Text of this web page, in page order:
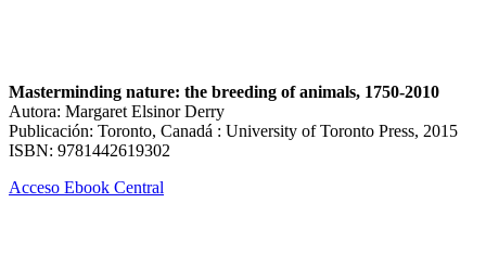
Masterminding nature: the breeding of animals, 1750-2010
Autora: Margaret Elsinor Derry
Publicación: Toronto, Canadá : University of Toronto Press, 2015
ISBN: 9781442619302
Acceso Ebook Central